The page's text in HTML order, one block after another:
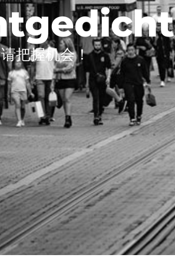
把握机会！